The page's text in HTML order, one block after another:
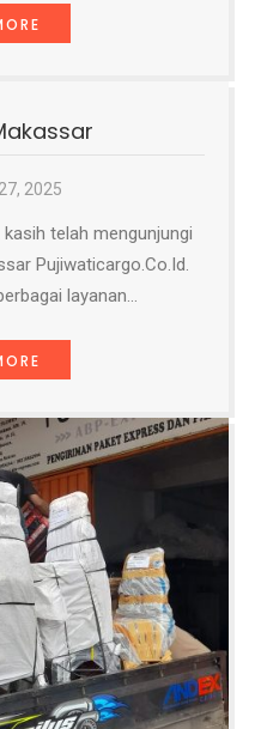
2025
telah mengunjungi
Pujiwaticargo.Co.Id.
layanan…